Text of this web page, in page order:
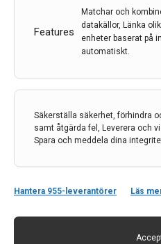
Features
Matchar och
datakällor, Länka
enheter baserat på
automatiskt.
Säkerställa säkerhet, förhindra
samt åtgärda fel, Leverera och
Spara och meddela dina
Hantera 955-leverantörer Läs
Om gener och miljöns
sjukdom
De första beskrivningarna
med ofrivilliga darrande
böja bålen framåt. Trots att